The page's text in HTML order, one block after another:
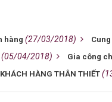
hàng (27/03/2018)
(05/04/2018) Gia công
HÀNG THÂN THIẾT